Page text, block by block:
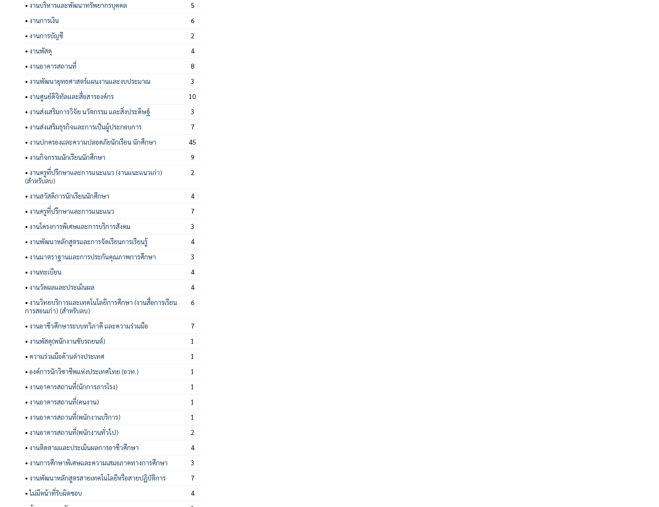
• งานบริหารและพัฒนาทรัพยากรบุคคล
5
• งานการเงิน
6
• งานการบัญชี
2
• งานพัสดุ
4
• งานอาคารสถานที่
8
• งานพัฒนายุทธศาสตร์แผนงานและงบประมาณ
3
• งานศูนย์ดิจิทัลและสื่อสารองค์กร
10
• งานส่งเสริมการวิจัย นวัตกรรม และสิ่งประดิษฐ์
3
• งานส่งเสริมธุรกิจและการเป็นผู้ประกอบการ
7
• งานปกครองและความปลอดภัยนักเรียน นักศึกษา
45
• งานกิจกรรมนักเรียนนักศึกษา
9
• งานครูที่ปรึกษาและการแนะแนว (งานแนะแนวเก่า)
(สำหรับลบ)
2
• งานสวัสดิการนักเรียนนักศึกษา
4
• งานครูที่ปรึกษาและการแนะแนว
7
• งานโครงการพิเศษและการบริการสังคม
3
• งานพัฒนาหลักสูตรและการจัดเรียนการเรียนรู้
4
• งานมาตราฐานและการประกันคุณภาพการศึกษา
3
• งานทะเบียน
4
• งานวัดผลและประเมินผล
4
• งานวิทยบริการและเทคโนโลยีการศึกษา (งานสื่อการเรียน
การสอนเก่า) (สำหรับลบ)
6
• งานอาชีวศึกษาระบบทวิภาคี และความร่วมมือ
7
• งานพัสดุ(พนักงานขับรถยนต์)
1
• ความร่วมมือด้านต่างประเทศ
1
• องค์การนักวิชาชีพแห่งประเทศไทย (อวท.)
1
• งานอาคารสถานที่(นักการภารโรง)
1
• งานอาคารสถานที่(คนงาน)
1
• งานอาคารสถานที่(พนักงานบริการ)
1
• งานอาคารสถานที่(พนักงานทั่วไป)
2
• งานติดตามและประเมินผลการอาชีวศึกษา
4
• งานการศึกษาพิเศษและความเสมอภาคทางการศึกษา
3
• งานพัฒนาหลักสูตรสายเทคโนโลยีหรือสายปฏิบัติการ
7
•ไม่มีหน้าที่รับผิดชอบ
4